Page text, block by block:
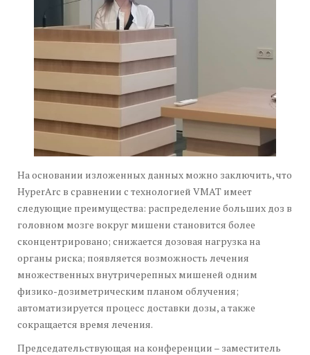
На основании изложенных данных можно заключить, что
HyperArc в сравнении с технологией VMAT имеет
следующие преимущества: распределение больших доз в
головном мозге вокруг мишени становится более
сконцентрировано; снижается дозовая нагрузка на
органы риска; появляется возможность лечения
множественных внутричерепных мишеней одним
физико-дозиметрическим планом облучения;
автоматизируется процесс доставки дозы, а также
сокращается время лечения.
Председательствующая на конференции – заместитель